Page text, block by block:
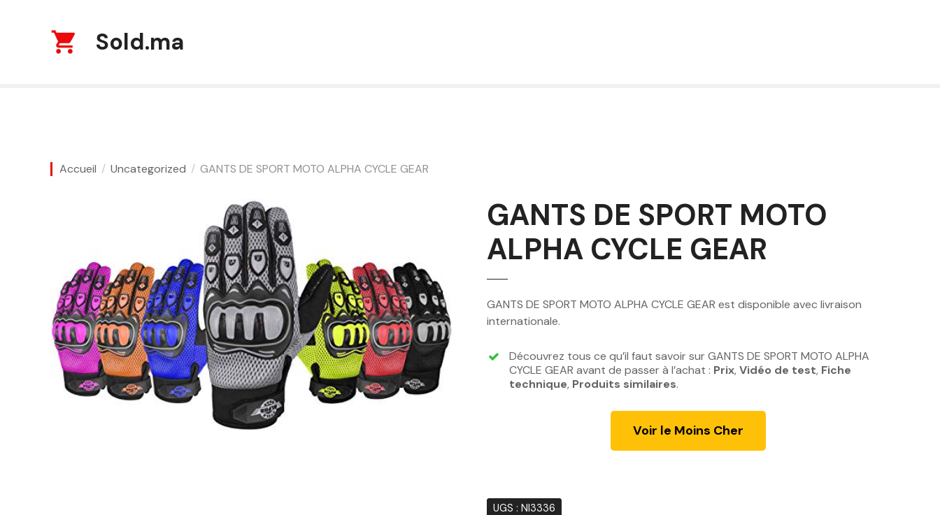
Sold.ma
Accueil Uncategorized GANTS DE SPORT MOTO ALPHA CYCLE GEAR
GANTS DE SPORT MOTO
ALPHA CYCLE GEAR
GANTS DE SPORT MOTO ALPHA CYCLE GEAR est disponible avec livraison
internationale.
Découvrez tous ce qu’il faut savoir sur GANTS DE SPORT MOTO ALPHA
CYCLE GEAR avant de passer à l’achat : Prix, Vidéo de test, Fiche
technique, Produits similaires.
Voir le Moins Cher
UGS : NI3336